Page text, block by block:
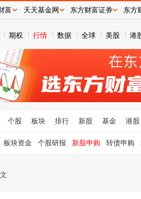
期权 行情 数据 全球 美股 港
个股 板块 排行 新股 基金 港股
板块资金 个股研报 新股申购 转债申购
富 天天基金网 东方财富证券 东方